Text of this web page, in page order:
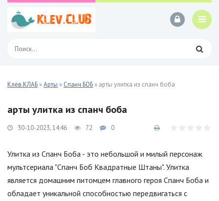
Клёв.КЛАБ »Арты » Спанч БОБ » арты улитка из спанч боба
арты улитка из спанч боба
30-10-2023, 14:46 72 0
Улитка из Спанч Боба - это небольшой и милый персонаж
мультсериала "Спанч Боб Квадратные Штаны". Улитка
является домашним питомцем главного героя Спанч Боба и
обладает уникальной способностью передвигаться с